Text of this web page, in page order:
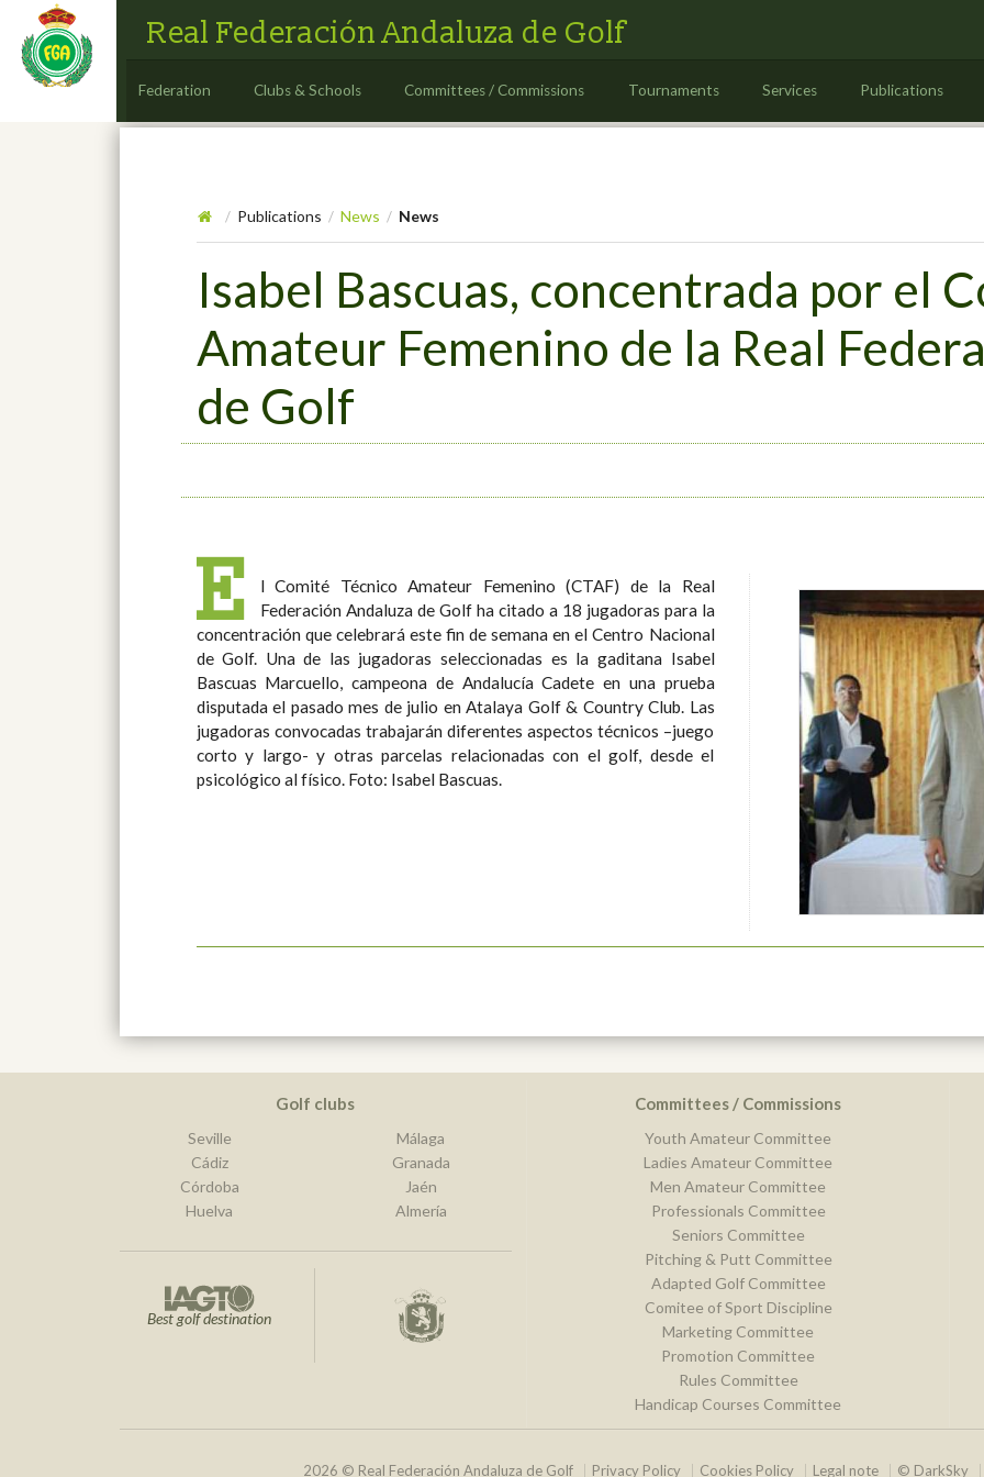
Real Federación Andaluza de Golf
Federation Clubs & Schools Committees / Commissions Tournaments Services Publications
/ Publications / News / News
Isabel Bascuas, concentrada por el
Amateur Femenino de la Real
de Golf
E
l Comité Técnico Amateur Femenino (CTAF) de la Real
Federación Andaluza de Golf ha citado a 18 jugadoras para la
concentración que celebrará este fin de semana en el Centro Nacional
de Golf. Una de las jugadoras seleccionadas es la gaditana Isabel
Bascuas Marcuello, campeona de Andalucía Cadete en una prueba
disputada el pasado mes de julio en Atalaya Golf & Country Club. Las
jugadoras convocadas trabajarán diferentes aspectos técnicos –juego
corto y largo- y otras parcelas relacionadas con el golf, desde el
psicológico al físico. Foto: Isabel Bascuas.
Golf clubs
Seville
Cádiz
Córdoba
Huelva
Málaga
Granada
Jaén
Almería
Best golf destination
Committees / Commissions
Youth Amateur Committee
Ladies Amateur Committee
Men Amateur Committee
Professionals Committee
Seniors Committee
Pitching & Putt Committee
Adapted Golf Committee
Comitee of Sport Discipline
Marketing Committee
Promotion Committee
Rules Committee
Handicap Courses Committee
2026 © Real Federación Andaluza de Golf Privacy Policy Cookies Policy Legal note © DarkSky